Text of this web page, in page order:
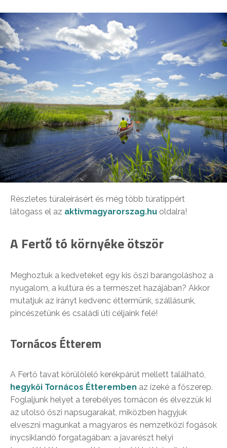
Részletes túraleírásért és még több túratippért
látogass el az aktivmagyarorszag.hu oldalra!
A Fertő tó környéke ötször
Meghoztuk a kedveteket egy kis őszi barangoláshoz a
nyugalom, a kultúra és a természet hazájában? Akkor
mutatjuk az irányt kedvenc éttermünk, szállásunk,
pincészetünk és családi úti céljaink felé!
Tornácos Étterem
A Fertő tavat körülölelő kerékpárút mellett található,
hegykői Tornácos Étteremben az ízeké a főszerep.
Foglaljunk helyet a terebélyes tornácon és élvezzük ki
az utolsó őszi napsugarakat, miközben hagyjuk
elveszni magunkat a magyaros és nemzetközi fogások
ínycsiklandó forgatagában: a javarészt helyi